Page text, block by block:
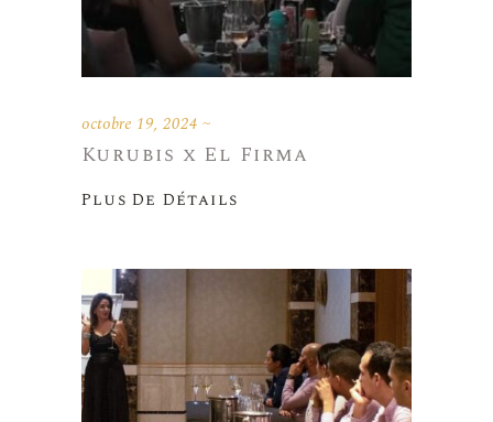
octobre 19, 2024
Kurubis x El Firma
Plus De Détails